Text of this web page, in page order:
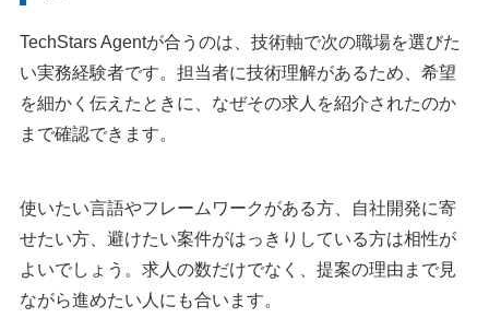
TechStars Agentが合うのは、技術軸で次の職場を選びた
い実務経験者です。担当者に技術理解があるため、希望
を細かく伝えたときに、なぜその求人を紹介されたのか
まで確認できます。
使いたい言語やフレームワークがある方、自社開発に寄
せたい方、避けたい案件がはっきりしている方は相性が
よいでしょう。求人の数だけでなく、提案の理由まで見
ながら進めたい人にも合います。